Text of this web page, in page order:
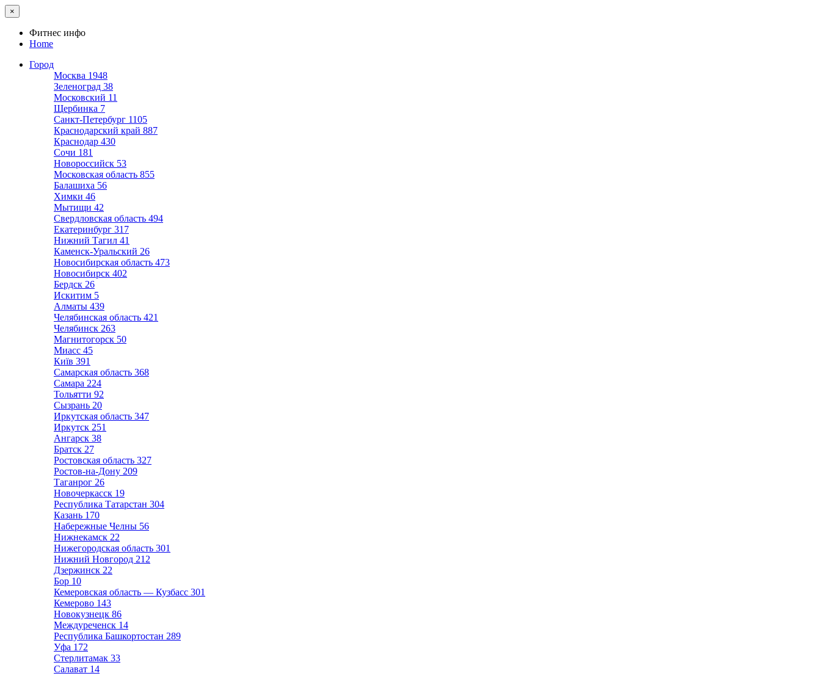
×
Фитнес инфо
Home
Город
Москва 1948
Зеленоград 38
Московский 11
Щербинка 7
Санкт-Петербург 1105
Краснодарский край 887
Краснодар 430
Сочи 181
Новороссийск 53
Московская область 855
Балашиха 56
Химки 46
Мытищи 42
Свердловская область 494
Екатеринбург 317
Нижний Тагил 41
Каменск-Уральский 26
Новосибирская область 473
Новосибирск 402
Бердск 26
Искитим 5
Алматы 439
Челябинская область 421
Челябинск 263
Магнитогорск 50
Миасс 45
Київ 391
Самарская область 368
Самара 224
Тольятти 92
Сызрань 20
Иркутская область 347
Иркутск 251
Ангарск 38
Братск 27
Ростовская область 327
Ростов-на-Дону 209
Таганрог 26
Новочеркасск 19
Республика Татарстан 304
Казань 170
Набережные Челны 56
Нижнекамск 22
Нижегородская область 301
Нижний Новгород 212
Дзержинск 22
Бор 10
Кемеровская область — Кузбасс 301
Кемерово 143
Новокузнецк 86
Междуреченск 14
Республика Башкортостан 289
Уфа 172
Стерлитамак 33
Салават 14